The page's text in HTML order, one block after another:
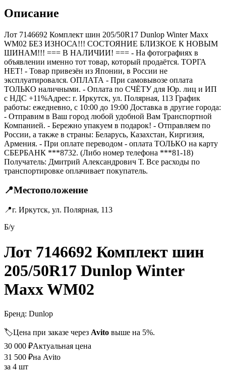
Описание
Лот 7146692 Комплект шин 205/50R17 Dunlop Winter Maxx
WM02 БЕЗ ИЗНОСА!!! СОСТОЯНИЕ БЛИЗКОЕ К НОВЫМ
ШИНАМ!!! === B НАЛИЧИИ! === - На фотографиях в
объявлении именно тот товар, который продаётся. ТОРГА
НЕТ! - Товар привезён из Японии, в России не
эксплуатировался. ОПЛАТА - При самовывозе оплата
ТОЛЬКО наличными. - Оплата по СЧЁТУ для Юр. лиц и ИП
с НДС +11%Адрес: г. Иркутск, ул. Полярная, 113 График
работы: ежедневно, с 10:00 до 19:00 Доставка в другие города:
- Отправим в Ваш город любой удобной Вам Транспортной
Компанией. - Бережно упакуем в подарок! - Отправляем по
России, а также в страны: Беларусь, Казахстан, Киргизия,
Армения. - При оплате переводом - оплата ТОЛЬКО на карту
СБЕРБАНК ***8732. (Либо номер телефона ***81-18)
Получатель: Дмитрий Александрович Т. Все расходы по
транспортировке оплачивает покупатель.
📍Местоположение
📍г. Иркутск, ул. Полярная, 113
Б/у
Лот 7146692 Комплект шин
205/50R17 Dunlop Winter
Maxx WM02
Бренд: Dunlop
🏷️Цена при заказе через Avito выше на 5%.
30 000 ₽Актуальная цена
31 500 ₽на Avito
за 4 шт